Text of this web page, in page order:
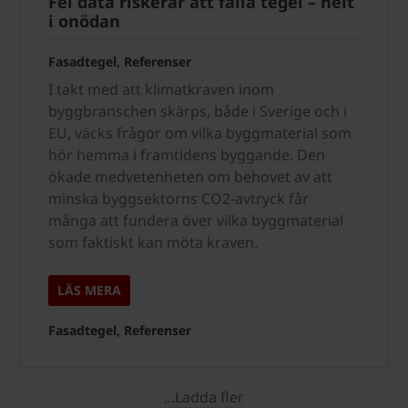
i onödan
Fasadtegel, Referenser
I takt med att klimatkraven inom
byggbranschen skärps, både i Sverige och i
EU, väcks frågor om vilka byggmaterial som
hör hemma i framtidens byggande. Den
ökade medvetenheten om behovet av att
minska byggsektorns CO2-avtryck får
många att fundera över vilka byggmaterial
som faktiskt kan möta kraven.
LÄS MERA
Fasadtegel, Referenser
...Ladda fler